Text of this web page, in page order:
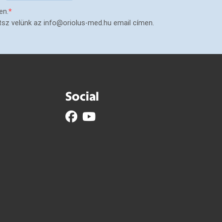
velünk az info@oriolus-med.hu email címen.
Social